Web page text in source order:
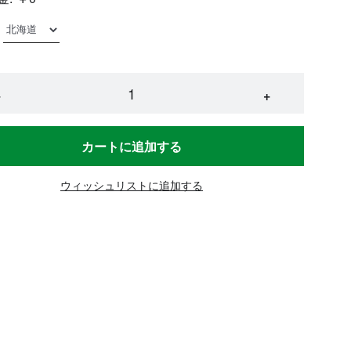
+
カートに追加する
ウィッシュリストに追加する